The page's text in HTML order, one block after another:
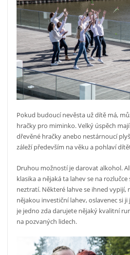
Pokud budoucí nevěsta už dítě má,
hračky pro miminko. Velký úspěch
dřevěné hračky anebo nestárnoucí
záleží především na věku a pohlaví
Druhou možností je darovat alkohol.
klasika a nějaká ta lahev se na
neztratí. Některé lahve se ihned
nějakou investiční lahev, oslavenec si ji
je jedno zda darujete nějaký kvalitní
na pozvaných lidech.